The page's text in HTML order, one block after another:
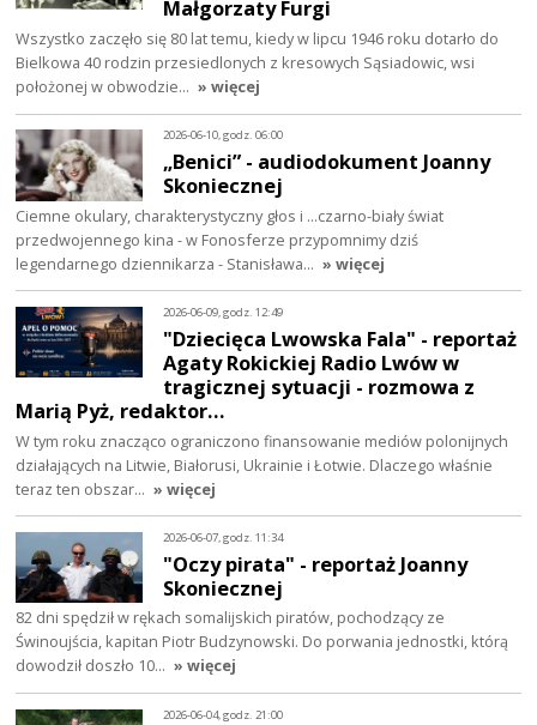
Małgorzaty Furgi
Wszystko zaczęło się 80 lat temu, kiedy w lipcu 1946 roku dotarło do
Bielkowa 40 rodzin przesiedlonych z kresowych Sąsiadowic, wsi
położonej w obwodzie… » więcej
2026-06-10, godz. 06:00
„Benici” - audiodokument Joanny
Skoniecznej
Ciemne okulary, charakterystyczny głos i ...czarno-biały świat
przedwojennego kina - w Fonosferze przypomnimy dziś
legendarnego dziennikarza - Stanisława… » więcej
2026-06-09, godz. 12:49
"Dziecięca Lwowska Fala" - reportaż
Agaty Rokickiej Radio Lwów w
tragicznej sytuacji - rozmowa z
Marią Pyż, redaktor…
W tym roku znacząco ograniczono finansowanie mediów polonijnych
działających na Litwie, Białorusi, Ukrainie i Łotwie. Dlaczego właśnie
teraz ten obszar… » więcej
2026-06-07, godz. 11:34
"Oczy pirata" - reportaż Joanny
Skoniecznej
82 dni spędził w rękach somalijskich piratów, pochodzący ze
Świnoujścia, kapitan Piotr Budzynowski. Do porwania jednostki, którą
dowodził doszło 10… » więcej
2026-06-04, godz. 21:00